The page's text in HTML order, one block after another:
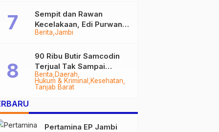
Berita Jambi
Sempit dan Rawan
Kecelakaan, Edi Purwanto
Targetkan Jalan Lintas
2028
Berita Daerah
Hukum & Kriminal
Kesehatan
Tanjab Barat
90 Ribu Butir Samcodin
Terjual Tak Sampai
Setahun, Indra Safari
Desak Audit Menyeluruh
Pertamina EP Jambi